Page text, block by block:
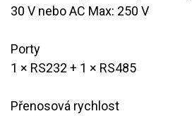
30 V nebo AC Max: 250 V
Porty
​1 × RS232 + 1 × RS485
Přenosová rychlost